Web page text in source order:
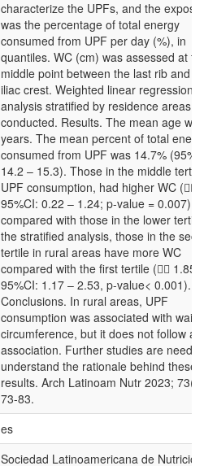
characterize the UPFs, and the
was the percentage of total energy
consumed from UPF per day (%), in
quantiles. WC (cm) was assessed at
middle point between the last rib and
iliac crest. Weighted linear regression
analysis stratified by residence areas
conducted. Results. The mean age
years. The mean percent of total
consumed from UPF was 14.7%
14.2 – 15.3). Those in the middle
UPF consumption, had higher WC (
95%CI: 0.22 – 1.24; p-value = 0.007)
compared with those in the lower
the stratified analysis, those in the
tertile in rural areas have more WC
compared with the first tertile ( 1.85;
95%CI: 1.17 – 2.53, p-value< 0.001).
Conclusions. In rural areas, UPF
consumption was associated with waist
circumference, but it does not follow a
association. Further studies are
understand the rationale behind these
results. Arch Latinoam Nutr 2023;
73-83.
es
Sociedad Latinoamericana de Nutrición